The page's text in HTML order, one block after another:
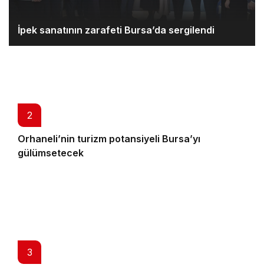
İpek sanatının zarafeti Bursa’da sergilendi
2
Orhaneli’nin turizm potansiyeli Bursa’yı
gülümsetecek
3